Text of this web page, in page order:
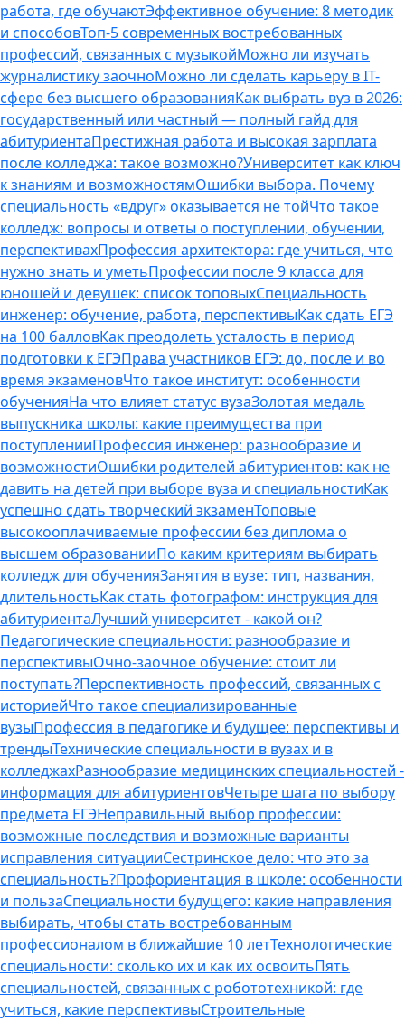
работа, где обучаютЭффективное обучение: 8 методик
и способовТоп-5 современных востребованных
профессий, связанных с музыкойМожно ли изучать
журналистику заочноМожно ли сделать карьеру в IT-
сфере без высшего образованияКак выбрать вуз в 2026:
государственный или частный — полный гайд для
абитуриентаПрестижная работа и высокая зарплата
после колледжа: такое возможно?Университет как ключ
к знаниям и возможностямОшибки выбора. Почему
специальность «вдруг» оказывается не тойЧто такое
колледж: вопросы и ответы о поступлении, обучении,
перспективахПрофессия архитектора: где учиться, что
нужно знать и уметьПрофессии после 9 класса для
юношей и девушек: список топовыхСпециальность
инженер: обучение, работа, перспективыКак сдать ЕГЭ
на 100 балловКак преодолеть усталость в период
подготовки к ЕГЭПрава участников ЕГЭ: до, после и во
время экзаменовЧто такое институт: особенности
обученияНа что влияет статус вузаЗолотая медаль
выпускника школы: какие преимущества при
поступленииПрофессия инженер: разнообразие и
возможностиОшибки родителей абитуриентов: как не
давить на детей при выборе вуза и специальностиКак
успешно сдать творческий экзаменТоповые
высокооплачиваемые профессии без диплома о
высшем образованииПо каким критериям выбирать
колледж для обученияЗанятия в вузе: тип, названия,
длительностьКак стать фотографом: инструкция для
абитуриентаЛучший университет - какой он?
Педагогические специальности: разнообразие и
перспективыОчно-заочное обучение: стоит ли
поступать?Перспективность профессий, связанных с
историейЧто такое специализированные
вузыПрофессия в педагогике и будущее: перспективы и
трендыТехнические специальности в вузах и в
колледжахРазнообразие медицинских специальностей -
информация для абитуриентовЧетыре шага по выбору
предмета ЕГЭНеправильный выбор профессии:
возможные последствия и возможные варианты
исправления ситуацииСестринское дело: что это за
специальность?Профориентация в школе: особенности
и пользаСпециальности будущего: какие направления
выбирать, чтобы стать востребованным
профессионалом в ближайшие 10 летТехнологические
специальности: сколько их и как их освоитьПять
специальностей, связанных с робототехникой: где
учиться, какие перспективыСтроительные